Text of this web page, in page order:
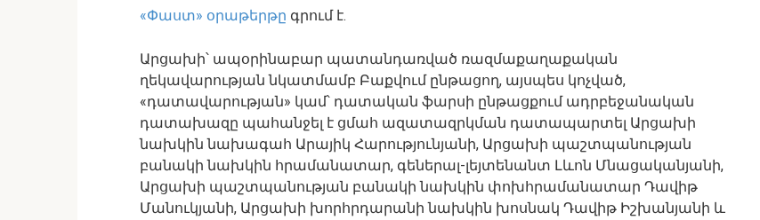
«Փաստ» օրաթերթը գրում է.
Արցախի՝ ապօրինաբար պատանդառված ռազմաքաղաքական
ղեկավարության նկատմամբ Բաքվում ընթացող, այսպես կոչված,
«դատավարության» կամ՝ դատական ֆարսի ընթացքում ադրբեջանական
դատախազը պահանջել է ցմահ ազատազրկման դատապարտել Արցախի
նախկին նախագահ Արայիկ Հարությունյանի, Արցախի պաշտպանության
բանակի նախկին հրամանատար, գեներալ-լեյտենանտ Լևոն Մնացականյանի,
Արցախի պաշտպանության բանակի նախկին փոխհրամանատար Դավիթ
Մանուկյանի, Արցախի խորհրդարանի նախկին խոսնակ Դավիթ Իշխանյանի և